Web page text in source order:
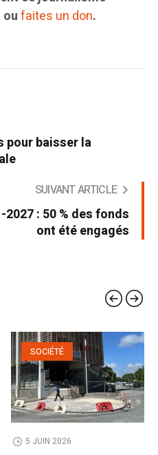
oufaites un don.
pour baisser la
SUIVANT ARTICLE
: 50 % des fonds
ont été engagés
SOCIÉTÉ
5 JUIN 2026